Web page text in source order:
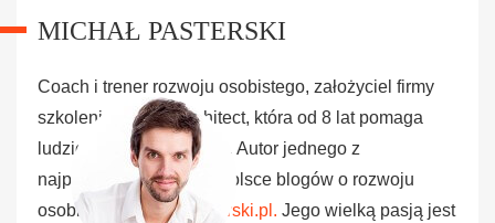
MICHAŁ PASTERSKI
Coach i trener rozwoju osobistego, założyciel firmy
szkoleniowej Life Architect, która od 8 lat pomaga
ludziom żyć pełnią życia. Autor jednego z
najpopularniejszych w Polsce blogów o rozwoju
osobistym -
Michalpasterski.pl. Jego wielką pasją jest